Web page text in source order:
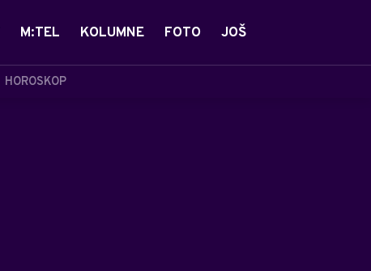
HOROSKOP
M:TEL KOLUMNE FOTO JOŠ